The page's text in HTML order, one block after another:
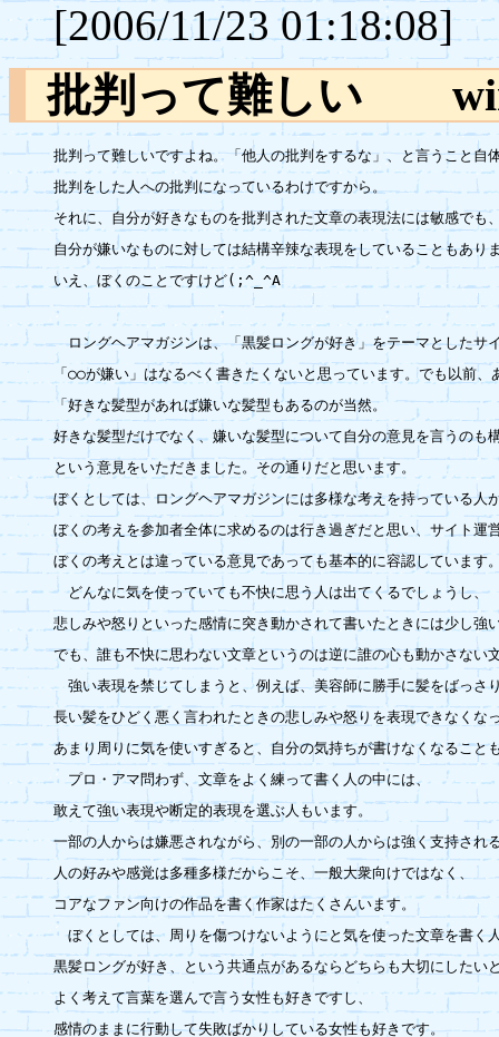
[2006/11/23 01:18:08]
批判って難し
批判って難しいですよね。「他人の批判をするな」、と言うこと自
批判をした人への批判になっているわけですから。
それに、自分が好きなものを批判された文章の表現法には敏感でも
自分が嫌いなものに対しては結構辛辣な表現をしていることもあり
いえ、ぼくのことですけど(;^_^A
ロングヘアマガジンは、「黒髪ロングが好き」をテーマとしたサ
「○○が嫌い」はなるべく書きたくないと思っています。でも以前、
「好きな髪型があれば嫌いな髪型もあるのが当然。
好きな髪型だけでなく、嫌いな髪型について自分の意見を言うのも
という意見をいただきました。その通りだと思います。
ぼくとしては、ロングヘアマガジンには多様な考えを持っている人
ぼくの考えを参加者全体に求めるのは行き過ぎだと思い、サイト運
ぼくの考えとは違っている意見であっても基本的に容認しています
どんなに気を使っていても不快に思う人は出てくるでしょうし、
悲しみや怒りといった感情に突き動かされて書いたときには少し強
でも、誰も不快に思わない文章というのは逆に誰の心も動かさない
強い表現を禁じてしまうと、例えば、美容師に勝手に髪をばっさ
長い髪をひどく悪く言われたときの悲しみや怒りを表現できなくな
あまり周りに気を使いすぎると、自分の気持ちが書けなくなること
プロ・アマ問わず、文章をよく練って書く人の中には、
敢えて強い表現や断定的表現を選ぶ人もいます。
一部の人からは嫌悪されながら、別の一部の人からは強く支持され
人の好みや感覚は多種多様だからこそ、一般大衆向けではなく、
コアなファン向けの作品を書く作家はたくさんいます。
ぼくとしては、周りを傷つけないようにと気を使った文章を書く
黒髪ロングが好き、という共通点があるならどちらも大切にしたい
よく考えて言葉を選んで言う女性も好きですし、
感情のままに行動して失敗ばかりしている女性も好きです。